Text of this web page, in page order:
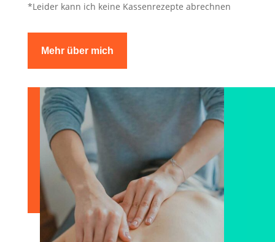
*Leider kann ich keine Kassenrezepte abrechnen
Mehr über mich